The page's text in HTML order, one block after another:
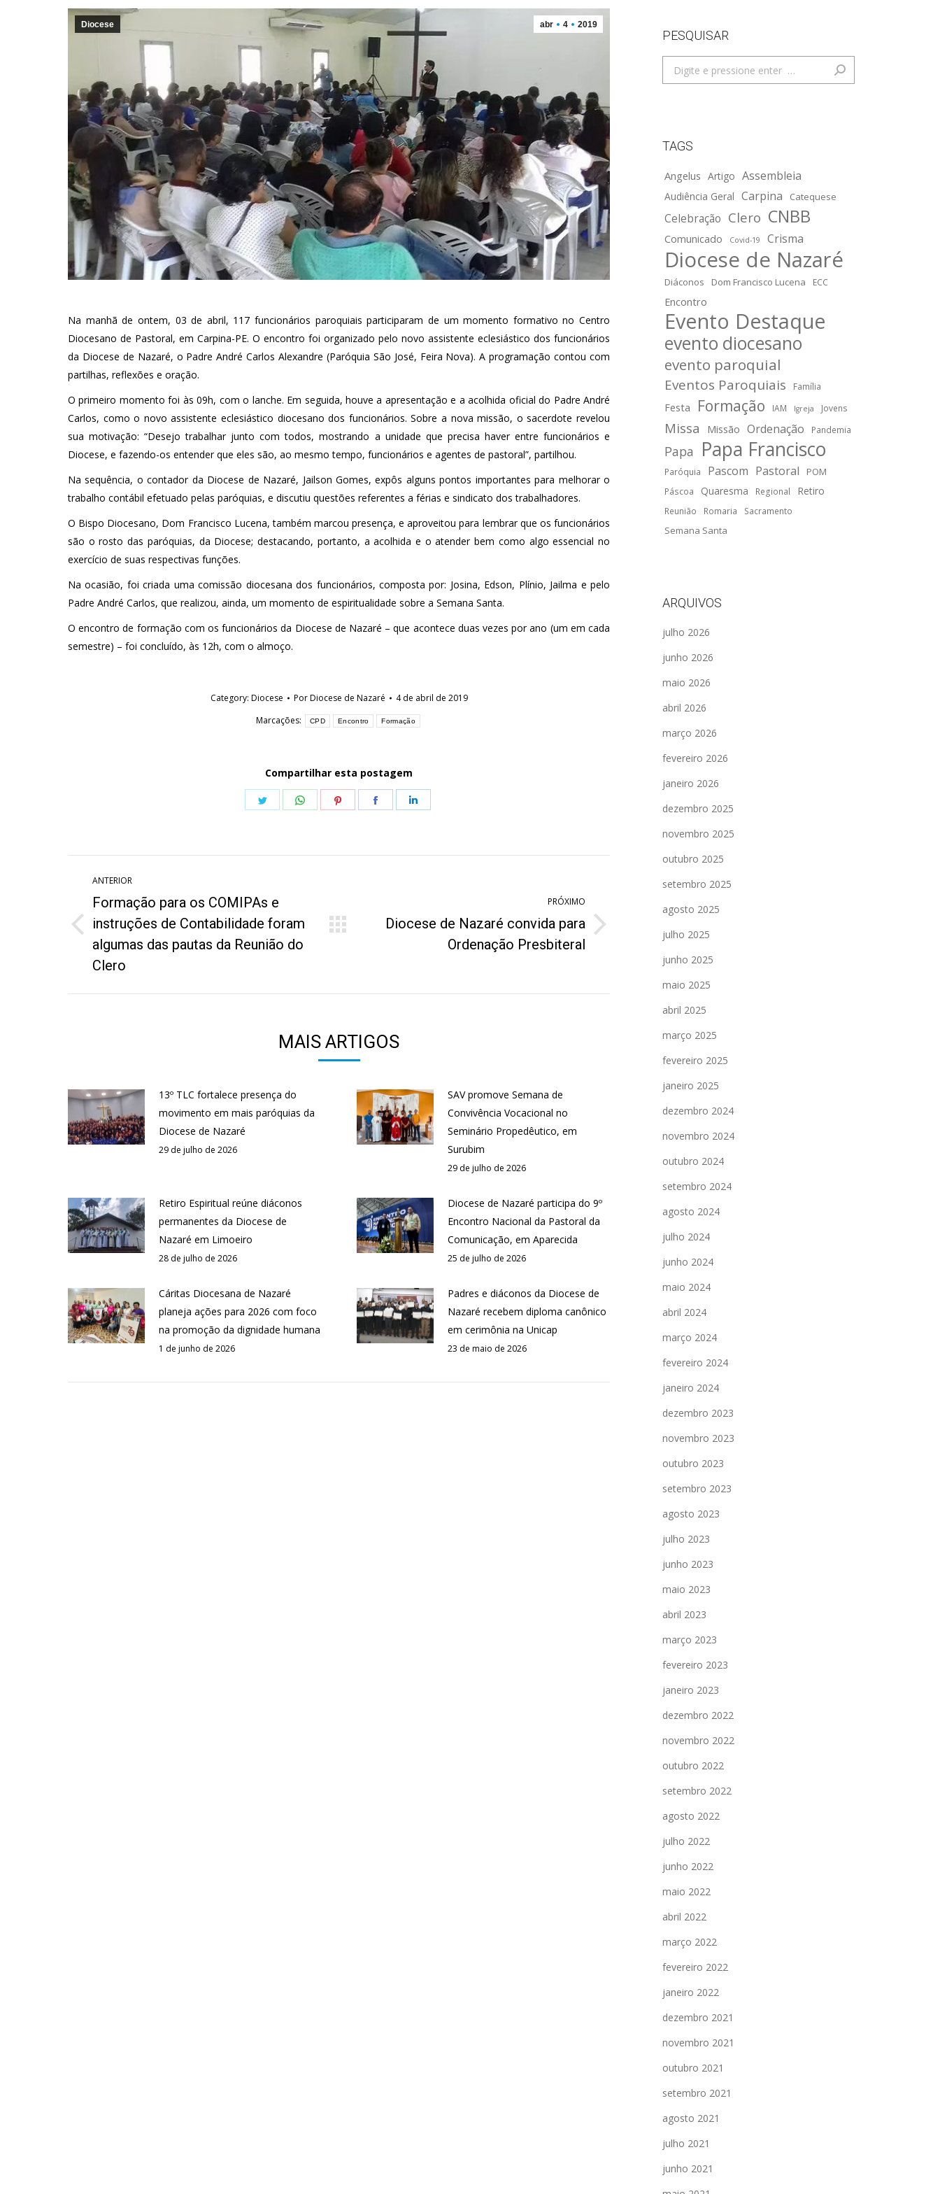
abr 4 2019
Diocese
Na manhã de ontem, 03 de abril, 117 funcionários paroquiais participaram de um momento formativo no Centro
Diocesano de Pastoral, em Carpina-PE. O encontro foi organizado pelo novo assistente eclesiástico dos funcionários
da Diocese de Nazaré, o Padre André Carlos Alexandre (Paróquia São José, Feira Nova). A programação contou com
partilhas, reflexões e oração.
O primeiro momento foi às 09h, com o lanche. Em seguida, houve a apresentação e a acolhida oficial do Padre André
Carlos, como o novo assistente eclesiástico diocesano dos funcionários. Sobre a nova missão, o sacerdote revelou
sua motivação: “Desejo trabalhar junto com todos, mostrando a unidade que precisa haver entre funcionários e
Diocese, e fazendo-os entender que eles são, ao mesmo tempo, funcionários e agentes de pastoral”, partilhou.
Na sequência, o contador da Diocese de Nazaré, Jailson Gomes, expôs alguns pontos importantes para melhorar o
trabalho contábil efetuado pelas paróquias, e discutiu questões referentes a férias e sindicato dos trabalhadores.
O Bispo Diocesano, Dom Francisco Lucena, também marcou presença, e aproveitou para lembrar que os funcionários
são o rosto das paróquias, da Diocese; destacando, portanto, a acolhida e o atender bem como algo essencial no
exercício de suas respectivas funções.
Na ocasião, foi criada uma comissão diocesana dos funcionários, composta por: Josina, Edson, Plínio, Jailma e pelo
Padre André Carlos, que realizou, ainda, um momento de espiritualidade sobre a Semana Santa.
O encontro de formação com os funcionários da Diocese de Nazaré – que acontece duas vezes por ano (um em cada
semestre) – foi concluído, às 12h, com o almoço.
Category: Diocese PorDiocese de Nazaré
4 de abril de 2019
Marcações:
CPD Encontro Formação
Compartilhar esta postagem
Share Share
Share
Share
post:
ANTERIOR
Post
anterior:
Formação para os COMIPAs e
instruções de Contabilidade foram
algumas das pautas da Reunião do
Clero
PRÓXIMO
Próximo
Diocese de Nazaré convida para
Ordenação Presbiteral
MAIS ARTIGOS
13º TLC fortalece presença do
movimento em mais paróquias da
Diocese de Nazaré
29 de julho de 2026
SAV promove Semana de
Convivência Vocacional no
Seminário Propedêutico, em
Surubim
29 de julho de 2026
Retiro Espiritual reúne diáconos
permanentes da Diocese de
Nazaré em Limoeiro
28 de julho de 2026
Diocese de Nazaré participa do 9º
Encontro Nacional da Pastoral da
Comunicação, em Aparecida
25 de julho de 2026
Cáritas Diocesana de Nazaré
planeja ações para 2026 com foco
na promoção da dignidade humana
1 de junho de 2026
Padres e diáconos da Diocese de
Nazaré recebem diploma canônico
em cerimônia na Unicap
23 de maio de 2026
PESQUISAR
Search:
TAGS
Angelus Artigo Assembleia
Audiência Geral Carpina Catequese
Celebração Clero CNBB
Comunicado Covid-19 Crisma
Diocese de Nazaré
Diáconos Dom Francisco Lucena ECC
Encontro
Evento Destaque
evento diocesano
evento paroquial
Eventos Paroquiais Família
Festa Formação IAM Igreja Jovens
Missa Missão Ordenação Pandemia
Papa Papa Francisco
Paróquia Pascom Pastoral POM
Páscoa Quaresma Regional Retiro
Reunião Romaria Sacramento
Semana Santa
ARQUIVOS
julho 2026
junho 2026
maio 2026
abril 2026
março 2026
fevereiro 2026
janeiro 2026
dezembro 2025
novembro 2025
outubro 2025
setembro 2025
agosto 2025
julho 2025
junho 2025
maio 2025
abril 2025
março 2025
fevereiro 2025
janeiro 2025
dezembro 2024
novembro 2024
outubro 2024
setembro 2024
agosto 2024
julho 2024
junho 2024
maio 2024
abril 2024
março 2024
fevereiro 2024
janeiro 2024
dezembro 2023
novembro 2023
outubro 2023
setembro 2023
agosto 2023
julho 2023
junho 2023
maio 2023
abril 2023
março 2023
fevereiro 2023
janeiro 2023
dezembro 2022
novembro 2022
outubro 2022
setembro 2022
agosto 2022
julho 2022
junho 2022
maio 2022
abril 2022
março 2022
fevereiro 2022
janeiro 2022
dezembro 2021
novembro 2021
outubro 2021
setembro 2021
agosto 2021
julho 2021
junho 2021